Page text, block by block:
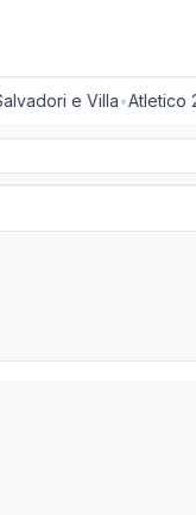
e Villa•Atletico